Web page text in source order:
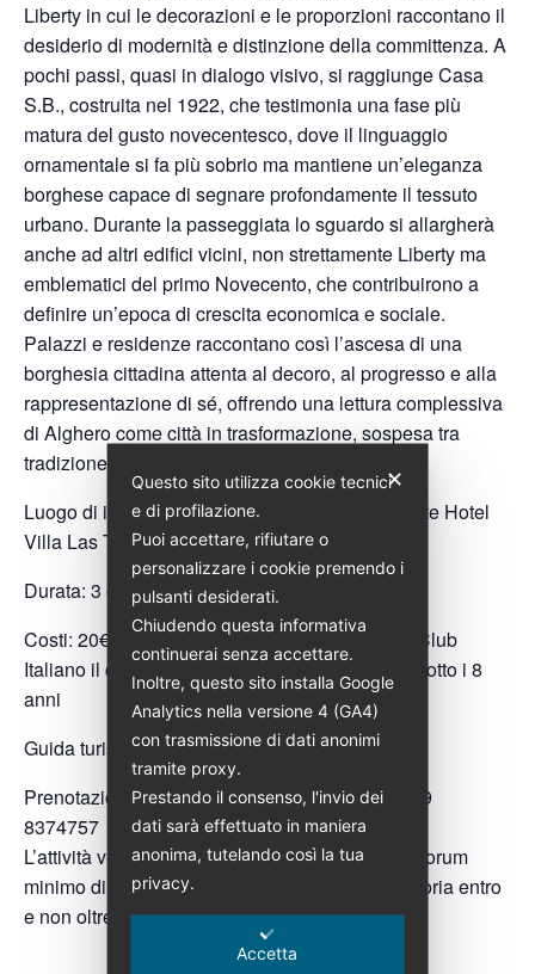
Liberty in cui le decorazioni e le proporzioni raccontano il
desiderio di modernità e distinzione della committenza. A
pochi passi, quasi in dialogo visivo, si raggiunge Casa
S.B., costruita nel 1922, che testimonia una fase più
matura del gusto novecentesco, dove il linguaggio
ornamentale si fa più sobrio ma mantiene un’eleganza
borghese capace di segnare profondamente il tessuto
urbano. Durante la passeggiata lo sguardo si allargherà
anche ad altri edifici vicini, non strettamente Liberty ma
emblematici del primo Novecento, che contribuirono a
definire un’epoca di crescita economica e sociale.
Palazzi e residenze raccontano così l’ascesa di una
borghesia cittadina attenta al decoro, al progresso e alla
rappresentazione di sé, offrendo una lettura complessiva
di Alghero come città in trasformazione, sospesa tra
tradizione e desiderio di futuro.
Luogo di incontro:Lungomare Valencia 1 di fronte Hotel
Villa Las Tronas
Durata: 3 ore circa
Costi: 20€ (Per i soci di Italia Liberty e Touring Club
Italiano il costo è di 18€) gratuità per ragazzi/e sotto i 8
anni
Guida turistica abilitata: Rita Sechi
Prenotazioni:ritasechi@italialiberty.it| (+39) 339
8374757
L’attività verrà svolta al raggiungimento di un quorum
minimo di 8 partecipanti. Prenotazione obbligatoria entro
e non oltre 8 luglio 2026
✕
Questo sito utilizza cookie tecnici
e di profilazione.
Puoi accettare, rifiutare o
personalizzare i cookie premendo i
pulsanti desiderati.
Chiudendo questa informativa
continuerai senza accettare.
Inoltre, questo sito installa Google
Analytics nella versione 4 (GA4)
con trasmissione di dati anonimi
tramite proxy.
Prestando il consenso, l'invio dei
dati sarà effettuato in maniera
anonima, tutelando così la tua
privacy.
Accetta